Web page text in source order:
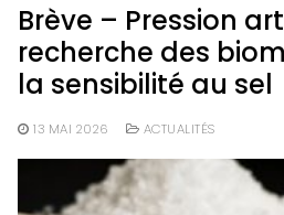
Brève – Pression
recherche des
la sensibilité au sel
13 MAI 2026 ACTUALITÉS